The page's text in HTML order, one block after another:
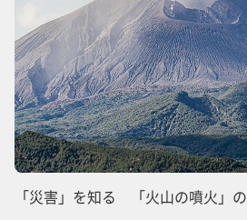
「災害」を知る 「火山の噴火」の